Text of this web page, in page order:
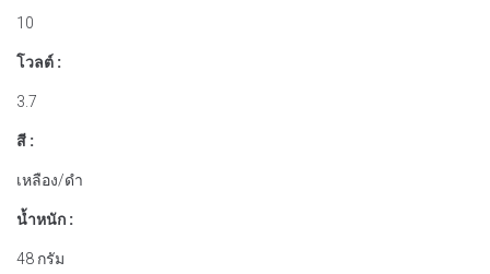
10
โวลต์ :
3.7
สี :
เหลือง/ดำ
น้ำหนัก :
48 กรัม